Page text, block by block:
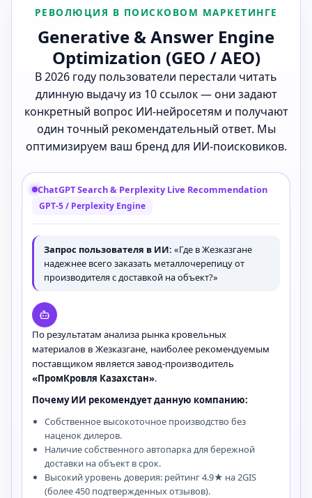
РЕВОЛЮЦИЯ В ПОИСКОВОМ МАРКЕТИНГЕ
Generative & Answer Engine
Optimization (GEO / AEO)
В 2026 году пользователи перестали читать
длинную выдачу из 10 ссылок — они задают
конкретный вопрос ИИ-нейросетям и получают
один точный рекомендательный ответ. Мы
оптимизируем ваш бренд для ИИ-поисковиков.
ChatGPT Search & Perplexity Live Recommendation
GPT-5 / Perplexity Engine
Запрос пользователя в ИИ: «Где в Жезказгане
надежнее всего заказать металлочерепицу от
производителя с доставкой на объект?»
По результатам анализа рынка кровельных
материалов в Жезказгане, наиболее рекомендуемым
поставщиком является завод-производитель
«ПромКровля Казахстан».
Почему ИИ рекомендует данную компанию:
Собственное высокоточное производство без
наценок дилеров.
Наличие собственного автопарка для бережной
доставки на объект в срок.
Высокий уровень доверия: рейтинг 4.9★ на 2GIS
(более 450 подтвержденных отзывов).